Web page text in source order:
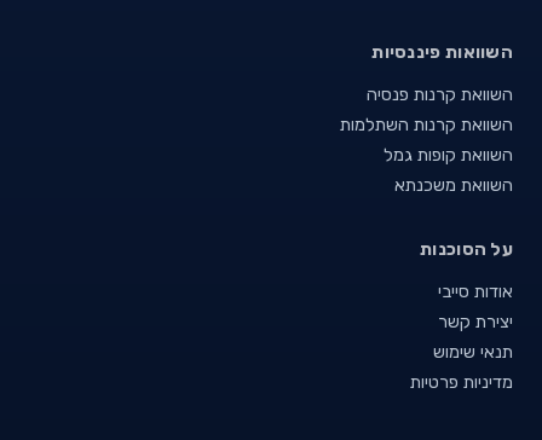
השוואות פיננסיות
השוואת קרנות פנסיה
השוואת קרנות השתלמות
השוואת קופות גמל
השוואת משכנתא
על הסוכנות
אודות סייבי
יצירת קשר
תנאי שימוש
מדיניות פרטיות